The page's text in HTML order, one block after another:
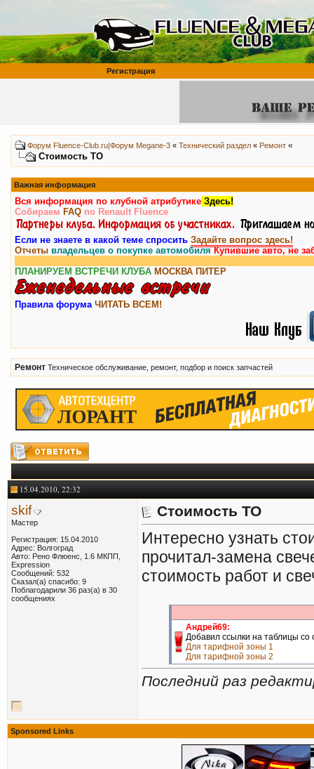
Регистрация
Форум Fluence-Club.ru|Форум Megane-3 « Технический раздел « Ремонт «
Стоимость ТО
Важная информация
Вся информация по клубной атрибутике Здесь!
Собираем FAQ по Renault Fluence
Если не знаете в какой теме спросить Задайте вопрос здесь!
Отчеты владельцев о покупке автомобиляКупившие авто, не
ПЛАНИРУЕМ ВСТРЕЧИ КЛУБА МОСКВА ПИТЕР
Правила форума ЧИТАТЬ ВСЕМ!
Ремонт Техническое обслуживание, ремонт, подбор и поиск запчастей
15.04.2010, 22:32
skif
Мастер
Регистрация: 15.04.2010
Адрес: Волгоград
Авто: Рено Флюенс, 1.6 МКПП,
Expression
Сообщений: 532
Сказал(а) спасибо: 9
Поблагодарили 36 раз(а) в 30
сообщениях
Стоимость ТО
Интересно узнать
прочитал-замена
стоимость работ и
Андрей69:
Добавил ссылки на таблицы со
Для тарифной зоны 1
Для тарифной зоны 2
Последний раз
Sponsored Links